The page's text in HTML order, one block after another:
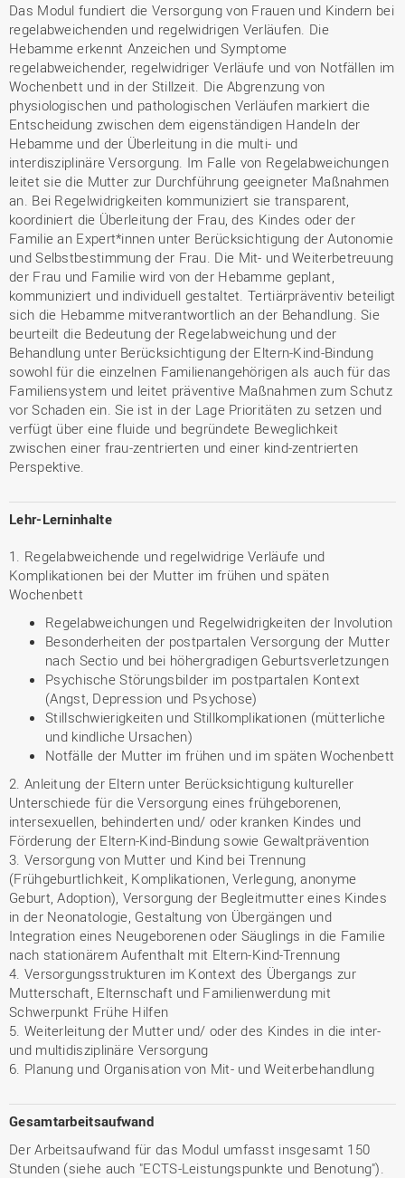
Das Modul fundiert die Versorgung von Frauen und Kindern bei
regelabweichenden und regelwidrigen Verläufen. Die
Hebamme erkennt Anzeichen und Symptome
regelabweichender, regelwidriger Verläufe und von Notfällen im
Wochenbett und in der Stillzeit. Die Abgrenzung von
physiologischen und pathologischen Verläufen markiert die
Entscheidung zwischen dem eigenständigen Handeln der
Hebamme und der Überleitung in die multi- und
interdisziplinäre Versorgung. Im Falle von Regelabweichungen
leitet sie die Mutter zur Durchführung geeigneter Maßnahmen
an. Bei Regelwidrigkeiten kommuniziert sie transparent,
koordiniert die Überleitung der Frau, des Kindes oder der
Familie an Expert*innen unter Berücksichtigung der Autonomie
und Selbstbestimmung der Frau. Die Mit- und Weiterbetreuung
der Frau und Familie wird von der Hebamme geplant,
kommuniziert und individuell gestaltet. Tertiärpräventiv beteiligt
sich die Hebamme mitverantwortlich an der Behandlung. Sie
beurteilt die Bedeutung der Regelabweichung und der
Behandlung unter Berücksichtigung der Eltern-Kind-Bindung
sowohl für die einzelnen Familienangehörigen als auch für das
Familiensystem und leitet präventive Maßnahmen zum Schutz
vor Schaden ein. Sie ist in der Lage Prioritäten zu setzen und
verfügt über eine fluide und begründete Beweglichkeit
zwischen einer frau-zentrierten und einer kind-zentrierten
Perspektive.
Lehr-Lerninhalte
1. Regelabweichende und regelwidrige Verläufe und
Komplikationen bei der Mutter im frühen und späten
Wochenbett
Regelabweichungen und Regelwidrigkeiten der Involution
Besonderheiten der postpartalen Versorgung der Mutter
nach Sectio und bei höhergradigen Geburtsverletzungen
Psychische Störungsbilder im postpartalen Kontext
(Angst, Depression und Psychose)
Stillschwierigkeiten und Stillkomplikationen (mütterliche
und kindliche Ursachen)
Notfälle der Mutter im frühen und im späten Wochenbett
2. Anleitung der Eltern unter Berücksichtigung kultureller
Unterschiede für die Versorgung eines frühgeborenen,
intersexuellen, behinderten und/ oder kranken Kindes und
Förderung der Eltern-Kind-Bindung sowie Gewaltprävention
3. Versorgung von Mutter und Kind bei Trennung
(Frühgeburtlichkeit, Komplikationen, Verlegung, anonyme
Geburt, Adoption), Versorgung der Begleitmutter eines Kindes
in der Neonatologie, Gestaltung von Übergängen und
Integration eines Neugeborenen oder Säuglings in die Familie
nach stationärem Aufenthalt mit Eltern-Kind-Trennung
4. Versorgungsstrukturen im Kontext des Übergangs zur
Mutterschaft, Elternschaft und Familienwerdung mit
Schwerpunkt Frühe Hilfen
5. Weiterleitung der Mutter und/ oder des Kindes in die inter-
und multidisziplinäre Versorgung
6. Planung und Organisation von Mit- und Weiterbehandlung
Gesamtarbeitsaufwand
Der Arbeitsaufwand für das Modul umfasst insgesamt 150
Stunden (siehe auch "ECTS-Leistungspunkte und Benotung").